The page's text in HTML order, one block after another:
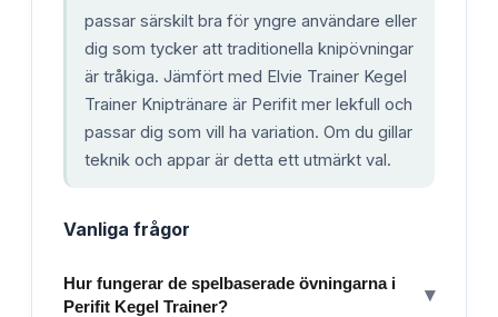
passar särskilt bra för yngre användare eller
dig som tycker att traditionella knipövningar
är tråkiga. Jämfört med Elvie Trainer Kegel
Trainer Kniptränare är Perifit mer lekfull och
passar dig som vill ha variation. Om du gillar
teknik och appar är detta ett utmärkt val.
Vanliga frågor
Hur fungerar de spelbaserade övningarna i
Perifit Kegel Trainer?
▾